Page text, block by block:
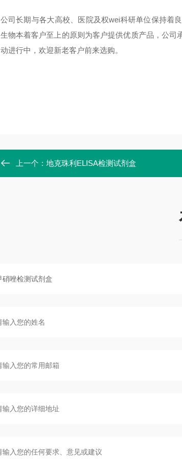
公司长期与各大高校、医院及权wei科研单位保持着
生物本着客户至上的原则为客户提供优质产品，公
动进行中，欢迎新老客户前来选购。
上一个： 地克珠利ELISA检测试剂盒